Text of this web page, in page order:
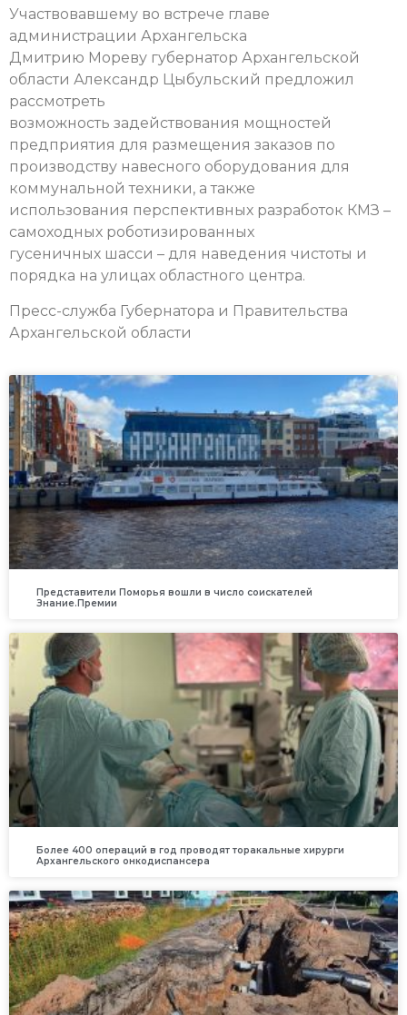
Участвовавшему во встрече главе
администрации Архангельска
Дмитрию Мореву губернатор Архангельской
области Александр Цыбульский предложил
рассмотреть
возможность задействования мощностей
предприятия для размещения заказов по
производству навесного оборудования для
коммунальной техники, а также
использования перспективных разработок КМЗ –
самоходных роботизированных
гусеничных шасси – для наведения чистоты и
порядка на улицах областного центра.
Пресс-служба Губернатора и Правительства
Архангельской области
Представители Поморья вошли в число соискателей
Знание.Премии
Более 400 операций в год проводят торакальные хирурги
Архангельского онкодиспансера